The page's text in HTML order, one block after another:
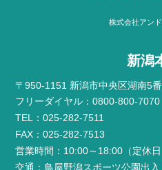
株式会社アン
新潟
〒950-1151 新潟市中央区湖南5
フリーダイヤル：0800-800-7070
TEL：025-282-7511
FAX：025-282-7513
営業時間：10:00～18:00（定休日
交通：鳥屋野潟スポーツ公園出